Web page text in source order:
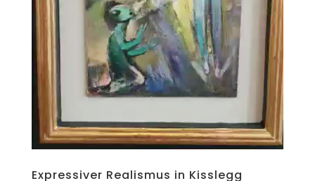
Expressiver Realismus in Kisslegg